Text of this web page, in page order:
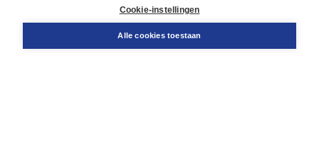
Cookie-instellingen
Alle cookies toestaan